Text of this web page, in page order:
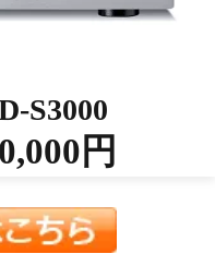
S3000
円